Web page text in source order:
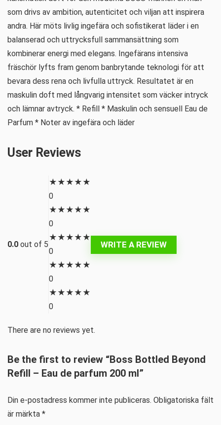
som drivs av ambition, autenticitet och viljan att inspirera
andra. Här möts livlig ingefära och sofistikerat läder i en
balanserad och uttrycksfull sammansättning som
kombinerar energi med elegans. Ingefärans intensiva
fräschör lyfts fram genom banbrytande teknologi för att
bevara dess rena och livfulla uttryck. Resultatet är en
maskulin doft med långvarig intensitet som väcker intryck
och lämnar avtryck. * Refill * Maskulin och sensuell Eau de
Parfum * Noter av ingefära och läder
User Reviews
0.0 out of 5
★ ★ ★ ★ ★
0
★ ★ ★ ★ ★
0
★ ★ ★ ★ ★
0
★ ★ ★ ★ ★
0
★ ★ ★ ★ ★
0
WRITE A REVIEW
There are no reviews yet.
Be the first to review “Boss Bottled Beyond
Refill – Eau de parfum 200 ml”
Din e-postadress kommer inte publiceras. Obligatoriska fält
är märkta *